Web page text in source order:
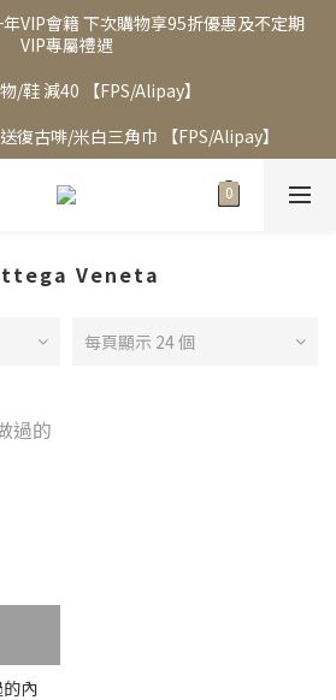
VIP會籍 下次購物享95折優惠及不定期
VIP專屬禮遇
/鞋 減40 【FPS/Alipay】
復古啡/米白三角巾 【FPS/Alipay】
Veneta
每頁顯示 24 個
內